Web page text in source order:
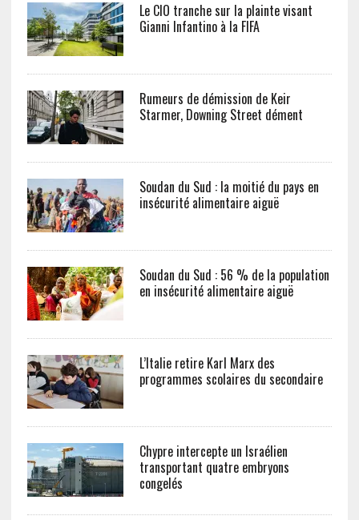
Le CIO tranche sur la plainte visant
Gianni Infantino à la FIFA
Rumeurs de démission de Keir
Starmer, Downing Street dément
Soudan du Sud : la moitié du pays en
insécurité alimentaire aiguë
Soudan du Sud : 56 % de la population
en insécurité alimentaire aiguë
L’Italie retire Karl Marx des
programmes scolaires du secondaire
Chypre intercepte un Israélien
transportant quatre embryons
congelés